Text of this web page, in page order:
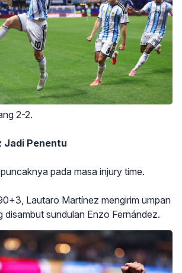
2-2.
Jadi Penentu
pada masa injury time.
Lautaro Martínez mengirim umpan
disambut sundulan Enzo Fernández.